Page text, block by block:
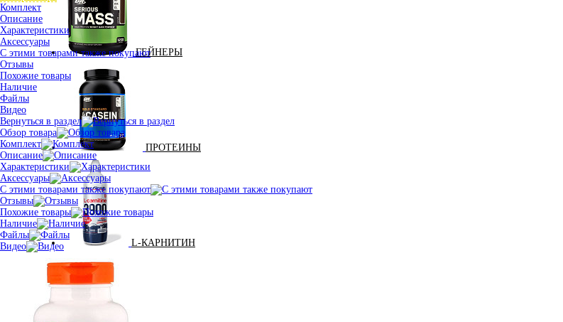
ГЕЙНЕРЫ
ПРОТЕИНЫ
L-КАРНИТИН
Комплект
Описание
Характеристики
Аксессуары
С этими товарами также покупают
Отзывы
Похожие товары
Наличие
Файлы
Видео
Вернуться в раздел
Обзор товара
Комплект
Описание
Характеристики
Аксессуары
С этими товарами также покупают
Отзывы
Похожие товары
Наличие
Файлы
Видео